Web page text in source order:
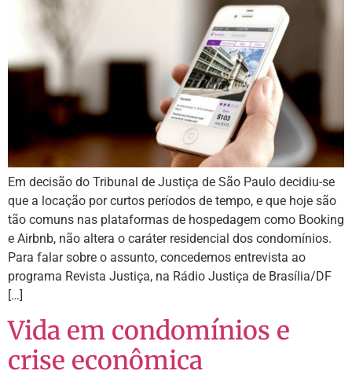
Em decisão do Tribunal de Justiça de São Paulo decidiu-se
que a locação por curtos períodos de tempo, e que hoje são
tão comuns nas plataformas de hospedagem como Booking
e Airbnb, não altera o caráter residencial dos condomínios.
Para falar sobre o assunto, concedemos entrevista ao
programa Revista Justiça, na Rádio Justiça de Brasília/DF
[…]
Vida em condomínios e
crise econômica